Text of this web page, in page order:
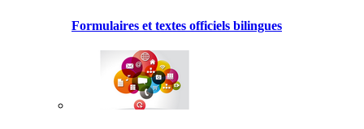
Formulaires et textes officiels bilingues